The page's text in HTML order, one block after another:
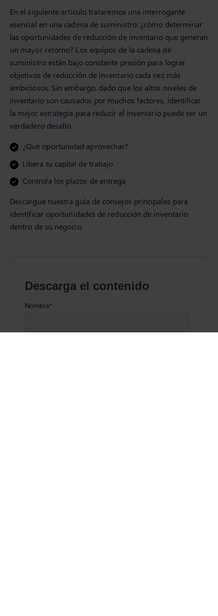
En el siguiente artículo trataremos una interrogante
esencial en una cadena de suministro: ¿cómo determinar
las oportunidades de reducción de inventario que generan
un mayor retorno? Los equipos de la cadena de
suministro están bajo constante presión para lograr
objetivos de reducción de inventario cada vez más
ambiciosos. Sin embargo, dado que los altos niveles de
inventario son causados ​​por muchos factores, identificar
la mejor estrategia para reducir el inventario puede ser un
verdadero desafío.
¿Qué oportunidad aprovechar?
Libera tu capital de trabajo
Controla los plazos de entrega
Descargue nuestra guía de consejos principales para
identificar oportunidades de reducción de inventario
dentro de su negocio